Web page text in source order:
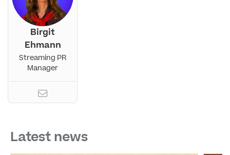
Birgit
Ehmann
Streaming PR
Manager
Latest news